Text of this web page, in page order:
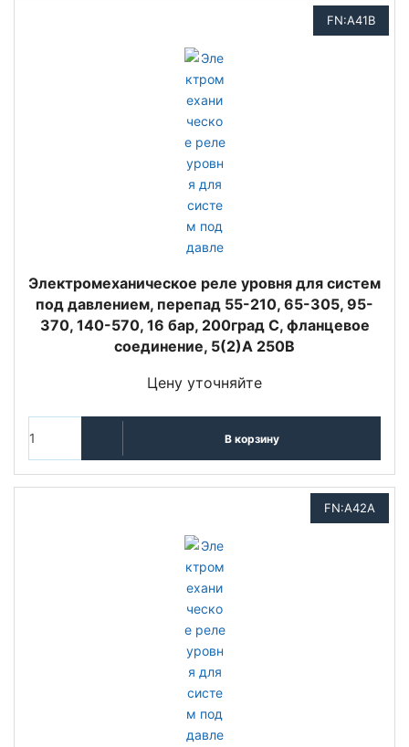
FN:A41B
Электромеханическое реле уровня для систем
под давлением, перепад 55-210, 65-305, 95-
370, 140-570, 16 бар, 200град C, фланцевое
соединение, 5(2)A 250В
Цену уточняйте
В корзину
FN:A42A